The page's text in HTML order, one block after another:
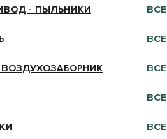
ВСЕ
- ПЫЛЬНИКИ
ВСЕ
ВСЕ
ВОЗДУХОЗАБОРНИК
ВСЕ
ВСЕ